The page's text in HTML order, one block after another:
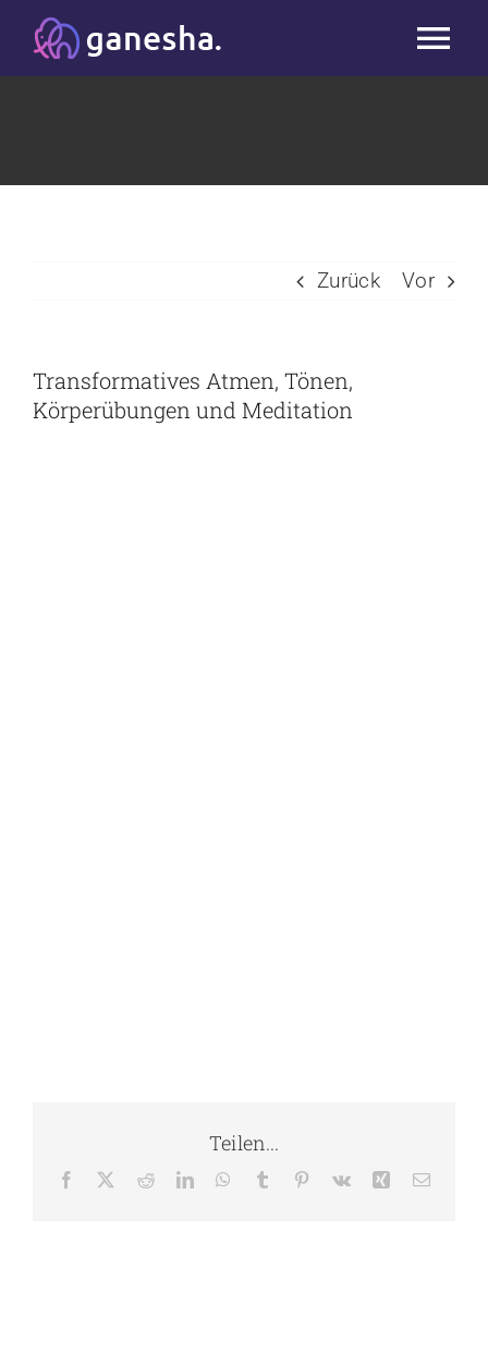
Inhalt
Studio
Massage
Zurück Vor
Transformatives Atmen, Tönen,
Körperübungen und Meditation
Teilen...
Facebook RedditLinkedInWhatsApp
Tumblr Pinterest
Vk XingE-